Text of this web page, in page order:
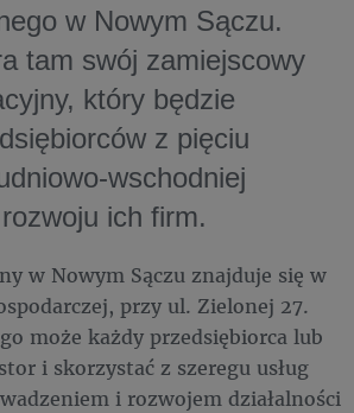
w Nowym Sączu.
tam swój zamiejscowy
który będzie
z pięciu
wschodniej
ich firm.
w Nowym Sączu znajduje się w
przy ul. Zielonej 27.
może każdy przedsiębiorca lub
i skorzystać z szeregu usług
i rozwojem działalności